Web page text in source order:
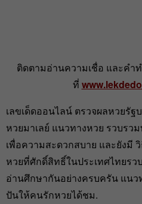
ติดตามอ่านความเชื่อ และคำ
ที่
เลขเด็ดออนไลน์ ตรวจผลหวยรั
หวยมาเลย์ แนวทางหวย รวบรว
เพื่อความสะดวกสบาย และยังมี
หวยที่ศักดิ์สิทธิ์ในประเทศไทยรว
อ่านศึกษากันอย่างครบครัน แนว
ปันให้คนรักหวยได้ชม.